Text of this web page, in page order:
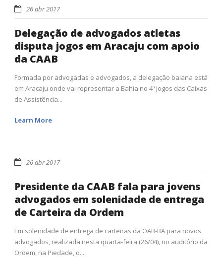
26 abr 2017
Delegação de advogados atletas
disputa jogos em Aracaju com apoio
da CAAB
Formada por advogadas e advogados, a delegação baiana está
em Aracaju onde vai representar a Bahia no 4º Jogos das Caixas
de Assistência...
Learn More
26 abr 2017
Presidente da CAAB fala para jovens
advogados em solenidade de entrega
de Carteira da Ordem
Em solenidade de entrega de carteiras da OAB-BA para novos
advogados, realizada nesta quarta-feira (26/04), no auditório da
Ordem, na Piedade, o...